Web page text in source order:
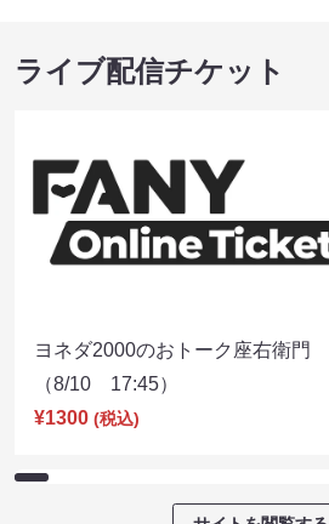
ライブ配信チケット
ヨネダ2000のおトーク座右衛門
（8/10 17:45）
¥1300 (税込)